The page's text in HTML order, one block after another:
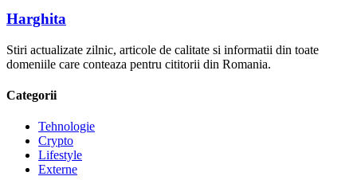
Harghita
Stiri actualizate zilnic, articole de calitate si informatii din toate
domeniile care conteaza pentru cititorii din Romania.
Categorii
Tehnologie
Crypto
Lifestyle
Externe